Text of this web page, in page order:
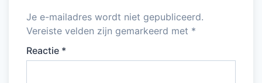
Je e-mailadres wordt niet gepubliceerd.
Vereiste velden zijn gemarkeerd met *
Reactie *